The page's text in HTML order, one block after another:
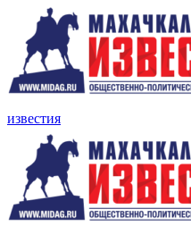
известия